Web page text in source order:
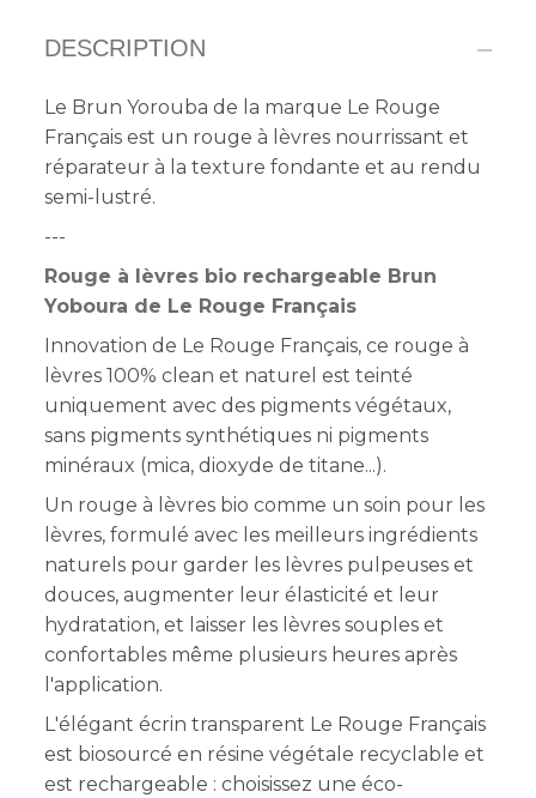
DESCRIPTION
Le Brun Yorouba de la marque Le Rouge
Français est un rouge à lèvres nourrissant et
réparateur à la texture fondante et au rendu
semi-lustré.
---
Rouge à lèvres bio rechargeable Brun
Yoboura de Le Rouge Français
Innovation de Le Rouge Français, ce rouge à
lèvres 100% clean et naturel est teinté
uniquement avec des pigments végétaux,
sans pigments synthétiques ni pigments
minéraux (mica, dioxyde de titane...).
Un rouge à lèvres bio comme un soin pour les
lèvres, formulé avec les meilleurs ingrédients
naturels pour garder les lèvres pulpeuses et
douces, augmenter leur élasticité et leur
hydratation, et laisser les lèvres souples et
confortables même plusieurs heures après
l'application.
L'élégant écrin transparent Le Rouge Français
est biosourcé en résine végétale recyclable et
est rechargeable : choisissez une éco-